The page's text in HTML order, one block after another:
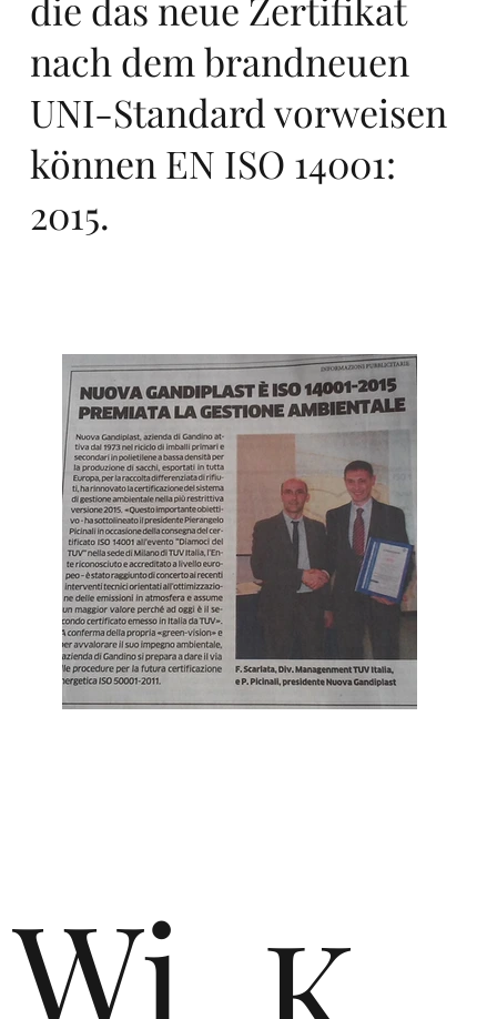
nach dem brandneuen
UNI-Standard vorweisen
können EN ISO 14001:
2015.
ro
pa,
de
Wi